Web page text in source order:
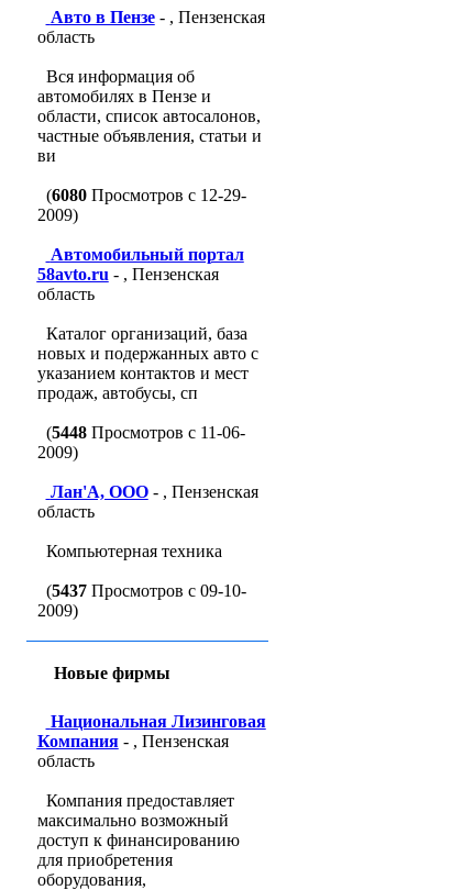
Авто в Пензе- , Пензенская
область
Вся информация об
автомобилях в Пензе и
области, список автосалонов,
частные объявления, статьи и
ви
(6080Просмотров с 12-29-
2009)
Автомобильный портал
58avto.ru - , Пензенская
область
Каталог организаций, база
новых и подержанных авто с
указанием контактов и мест
продаж, автобусы, сп
(5448Просмотров с 11-06-
2009)
Лан'A, ООО- , Пензенская
область
Компьютерная техника
(5437Просмотров с 09-10-
2009)
Новые фирмы
Национальная Лизинговая
Компания- , Пензенская
область
Компания предоставляет
максимально возможный
доступ к финансированию
для приобретения
оборудования,